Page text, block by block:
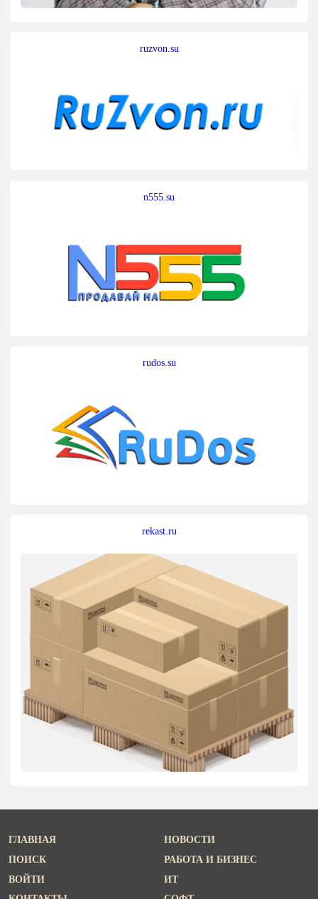
ruzvon.su
n555.su
rudos.su
rekast.ru
ГЛАВНАЯ
ПОИСК
ВОЙТИ
НОВОСТИ
РАБОТА И БИЗНЕС
ИТ